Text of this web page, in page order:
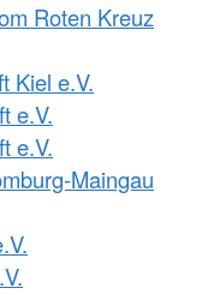
Roten Kreuz
Kiel e.V.
e.V.
e.V.
Maingau